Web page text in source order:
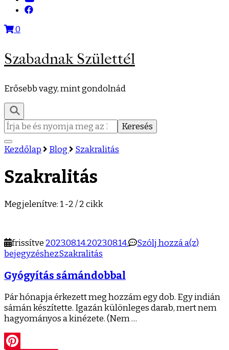
0
Szabadnak Születtél
Erősebb vagy, mint gondolnád
Keresés:
Kezdőlap Blog Szakralitás
Szakralitás
Megjelenítve: 1 -2 / 2 cikk
frissítve 2023.08.14.2023.08.14. Szólj hozzá a(z)
bejegyzéshezSzakralitás
Gyógyítás sámándobbal
Pár hónapja érkezett meg hozzám egy dob. Egy indián
sámán készítette. Igazán különleges darab, mert nem
hagyományos a kinézete. (Nem …